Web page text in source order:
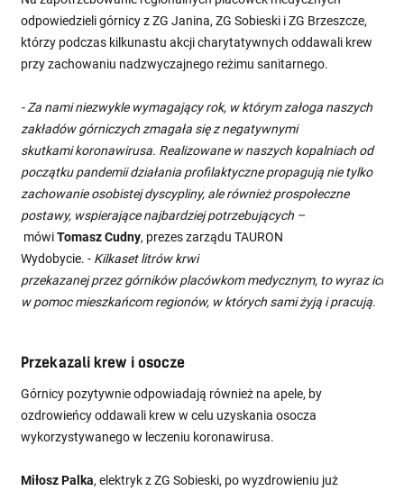
odpowiedzieli górnicy z ZG Janina, ZG Sobieski i ZG Brzeszcze,
którzy podczas kilkunastu akcji charytatywnych oddawali krew
przy zachowaniu nadzwyczajnego reżimu sanitarnego.
- Za nami niezwykle wymagający rok, w którym załoga naszych
zakładów górniczych zmagała się z negatywnymi
skutkami koronawirusa. Realizowane w naszych kopalniach od
początku pandemii działania profilaktyczne propagują nie tylko
zachowanie osobistej dyscypliny, ale również prospołeczne
postawy, wspierające najbardziej potrzebujących –
mówiTomasz Cudny, prezes zarządu TAURON
Wydobycie. - Kilkaset litrów krwi
przekazanej przez górników placówkom medycznym, to wyraz ich
w pomoc mieszkańcom regionów, w których sami żyją i pracują.
Przekazali krew i osocze
Górnicy pozytywnie odpowiadają również na apele, by
ozdrowieńcy oddawali krew w celu uzyskania osocza
wykorzystywanego w leczeniu koronawirusa.
Miłosz Palka, elektryk z ZG Sobieski, po wyzdrowieniu już